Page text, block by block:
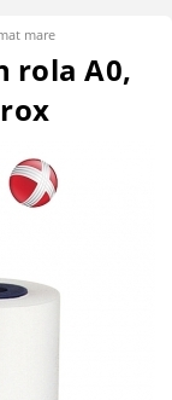
mare
rola A0,